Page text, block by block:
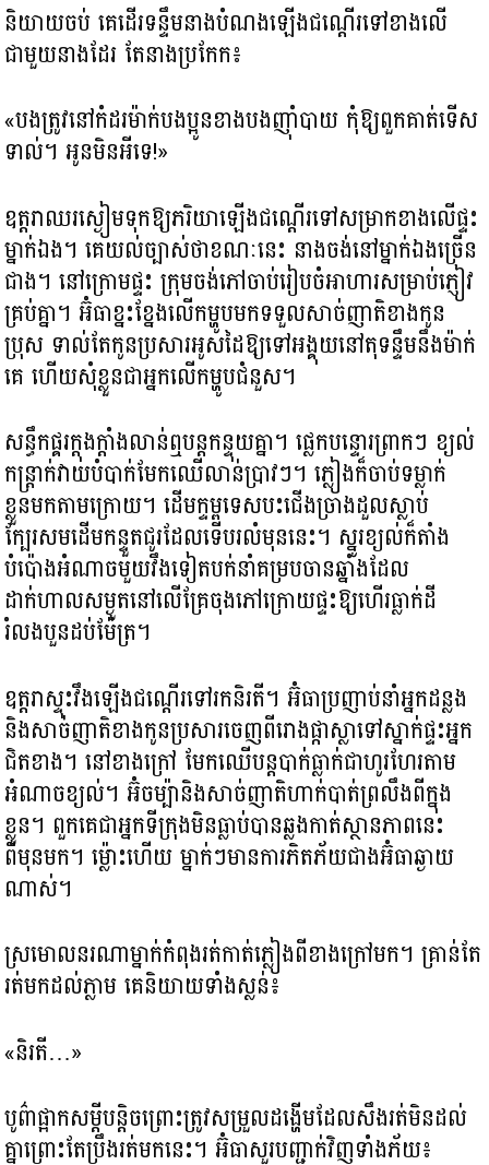
និយាយចប់ គេដើរទន្ទឹមនាងបំណងឡើងជណ្តើរទៅខាងលើ
ជាមួយនាងដែរ តែនាងប្រកែក៖
«បងត្រូវនៅកំដរម៉ាក់បងប្អូនខាងបងញ៉ាំបាយ កុំឱ្យពួកគាត់ទើស
ទាល់។ អូនមិនអីទេ!»
ឧត្តរាឈរស្ងៀមទុកឱ្យភរិយាឡើងជណ្ដើរទៅសម្រាកខាងលើផ្ទះ
ម្នាក់ឯង។ គេយល់ច្បាស់ថាខណៈនេះ នាងចង់នៅម្នាក់ឯងច្រើន
ជាង។ នៅក្រោមផ្ទះ ក្រុមចង់ភៅចាប់រៀបចំអាហារសម្រាប់ភ្ញៀវ
គ្រប់គ្នា។ អ៊ំធាខ្នះខ្នែងលើកម្ហូបមកទទួលសាច់ញាតិខាងកូន
ប្រុស ទាល់តែកូនប្រសារអូសដៃឱ្យទៅអង្គុយនៅតុទន្ទឹមនឹងម៉ាក់
គេ ហើយសុំខ្លួនជាអ្នកលើកម្ហូបជំនួស។
សន្ធឹកផ្គរក្តុងក្តាំងលាន់ឮបន្តកន្ទុយគ្នា។ ផ្លេកបន្ទោរព្រាកៗ ខ្យល់
កន្ត្រាក់វាយបំបាក់មែកឈើលាន់ប្រាវៗ។ ភ្លៀងក៏ចាប់ទម្លាក់
ខ្លួនមកតាមក្រោយ។ ដើមក្ទម្ពទេសបះជើងច្រាងដួលស្លាប់
ក្បែរសមដើមកន្ទួតជូរដែលទើបរលំមុននេះ។ ស្នូរខ្យល់ក៏តាំង
បំប៉ោងអំណាចមួយវឹងទៀតបក់នាំគម្របចានឆ្នាំងដែល
ដាក់ហាលសម្ងួតនៅលើគ្រែចុងភៅក្រោយផ្ទះឱ្យហើរធ្លាក់ដី
រំលងបួនដប់ម៉ែត្រ។
ឧត្តរាស្ទុះវឹងឡើងជណ្តើរទៅរកនិរតី។ អ៊ំធាប្រញាប់នាំអ្នកដន្លង
និងសាច់ញាតិខាងកូនប្រសារចេញពីរោងផ្កាស្លាទៅស្នាក់ផ្ទះអ្នក
ជិតខាង។ នៅខាងក្រៅ មែកឈើបន្តបាក់ធ្លាក់ជាហូរហែរតាម
អំណាចខ្យល់។ អ៊ំចម្ប៉ានិងសាច់ញាតិហាក់បាត់ព្រលឹងពីក្នុង
ខ្លួន។ ពួកគេជាអ្នកទីក្រុងមិនធ្លាប់បានឆ្លងកាត់ស្ថានភាពនេះ
ពីមុនមក។ ម្ល៉ោះហើយ ម្នាក់ៗមានការភិតភ័យជាងអ៊ំធាឆ្ងាយ
ណាស់។
ស្រមោលនរណាម្នាក់កំពុងរត់កាត់ភ្លៀងពីខាងក្រៅមក។ គ្រាន់តែ
រត់មកដល់ភ្លាម គេនិយាយទាំងស្លន់៖
«និរតី…»
បូព៌ាផ្អាកសម្តីបន្តិចព្រោះត្រូវសម្រួលដង្ហើមដែលសឹងរត់មិនដល់
គ្នាព្រោះតែប្រឹងរត់មកនេះ។ អ៊ំធាសួរបញ្ជាក់វិញទាំងភ័យ៖